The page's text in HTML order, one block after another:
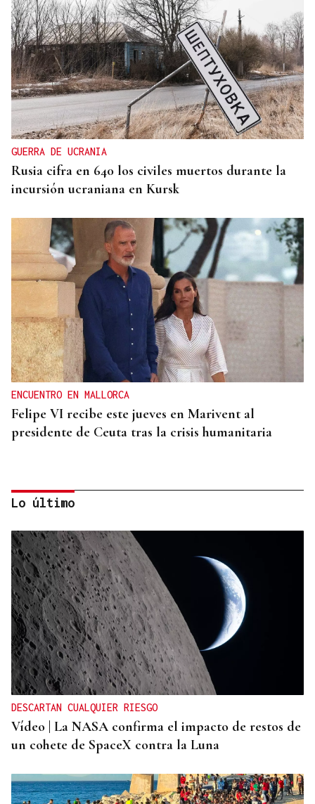
GUERRA DE UCRANIA
Rusia cifra en 640 los civiles muertos durante la
incursión ucraniana en Kursk
ENCUENTRO EN MALLORCA
Felipe VI recibe este jueves en Marivent al
presidente de Ceuta tras la crisis humanitaria
CRISIS HUMANITARIA
El Instituto de Medicina Legal de Ceuta recibe los
cuerpos de los 80 migrantes fallecidos
Lo último
DESCARTAN CUALQUIER RIESGO
Vídeo | La NASA confirma el impacto de restos de
un cohete de SpaceX contra la Luna